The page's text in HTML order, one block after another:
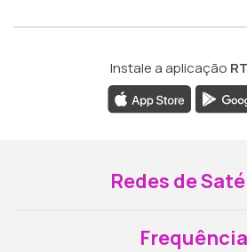
Instale a aplicação
Redes de